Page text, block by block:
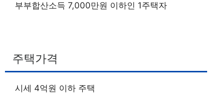
부부합산소득 7,000만원 이하인 1주택자
주택가격
시세 4억원 이하 주택